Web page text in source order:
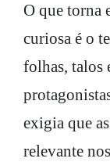
O que torna
curiosa é o
folhas, talos
exigia que
relevante